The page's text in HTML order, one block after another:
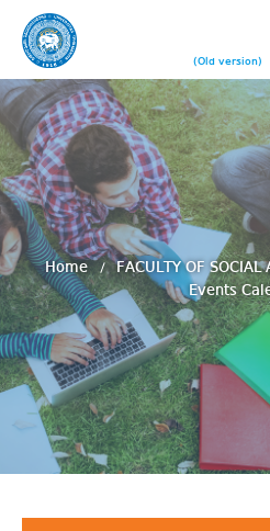
(Old version)
Home
FACULTY OF SOCIAL
Events